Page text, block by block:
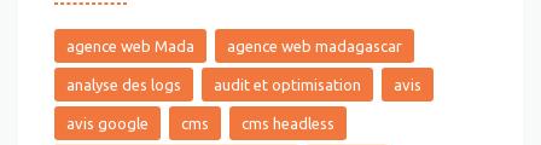
agence web Mada agence web madagascar
analyse des logs audit et optimisation avis
avis google cms cms headless